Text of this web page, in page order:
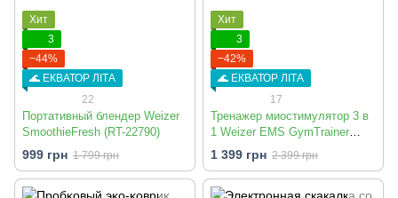
Хит
3
−44%
🌊 ЕКВАТОР ЛІТА
22
Портативный блендер Weizer
SmoothieFresh (RT-22790)
999 грн 1 799 грн
Хит
3
−42%
🌊 ЕКВАТОР ЛІТА
17
Тренажер миостимулятор 3 в
1 Weizer EMS GymTrainer
PRO (RT-29035)
1 399 грн 2 399 грн